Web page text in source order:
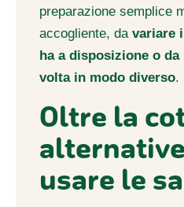
preparazione semplice
accogliente, da variare
ha a disposizione o
volta in modo diverso.
Oltre la
usare le